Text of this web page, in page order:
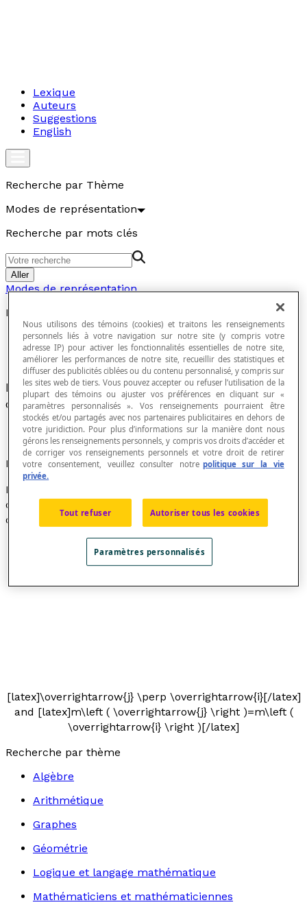
Lexique
Auteurs
Suggestions
English
Recherche par Thème
Modes de représentation
Recherche par mots clés
Aller
Modes de représentation
Repère normé
Repère dans lequel lesvecteurs de la base sont
de même mesure.
Exemple
Dans un tel cas, le repère peut aussi être orthogonal; si
c’est le cas, on dira que le repère est
orthonormé
comme dans l’exemple qui suit :
[latex]\overrightarrow{j} \perp \overrightarrow{i}[/latex]
and [latex]m\left ( \overrightarrow{j} \right )=m\left (
\overrightarrow{i} \right )[/latex]
Recherche par thème
Algèbre
Arithmétique
Graphes
Géométrie
Logique et langage mathématique
Mathématiciens et mathématiciennes
Nous utilisons des témoins (cookies) et traitons les renseignements
personnels liés à votre navigation sur notre site (y compris votre
adresse IP) pour activer les fonctionnalités essentielles de notre site,
améliorer les performances de notre site, recueillir des statistiques et
diffuser des publicités ciblées ou du contenu personnalisé, y compris sur
les sites web de tiers. Vous pouvez accepter ou refuser l’utilisation de la
plupart des témoins ou ajuster vos préférences en cliquant sur «
paramètres personnalisés ». Vos renseignements pourraient être
stockés et/ou partagés avec nos partenaires publicitaires en dehors de
votre juridiction. Pour plus d’informations sur la manière dont nous
gérons les renseignements personnels, y compris vos droits d’accéder et
de corriger vos renseignements personnels et votre droit de retirer
votre consentement, veuillez consulter notre politique sur la vie
privée.
Tout refuser Autoriser tous les cookies
Paramètres personnalisés